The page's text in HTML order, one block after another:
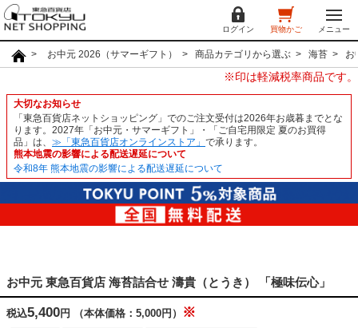
ログイン 買物かご メニュー
お中元 2026（サマーギフト） 商品カテゴリから選ぶ 海苔 お
※印は軽減税率商品です。
大切なお知らせ
「東急百貨店ネットショッピング」でのご注文受付は2026年お歳暮までとな
ります。2027年「お中元・サマーギフト」・「ご自宅用限定 夏のお買得
品」は、 ≫「東急百貨店オンラインストア」 で承ります。
熊本地震の影響による配送遅延について
令和8年 熊本地震の影響による配送遅延について
お中元 東急百貨店 海苔詰合せ 濤貴（とうき） 「極味伝心」
税込5,400円 （本体価格：5,000円） ※